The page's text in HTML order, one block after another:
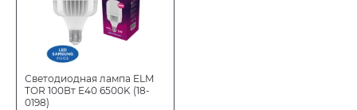
Светодиодная лампа ELM
TOR 100Вт E40 6500K (18-
0198)